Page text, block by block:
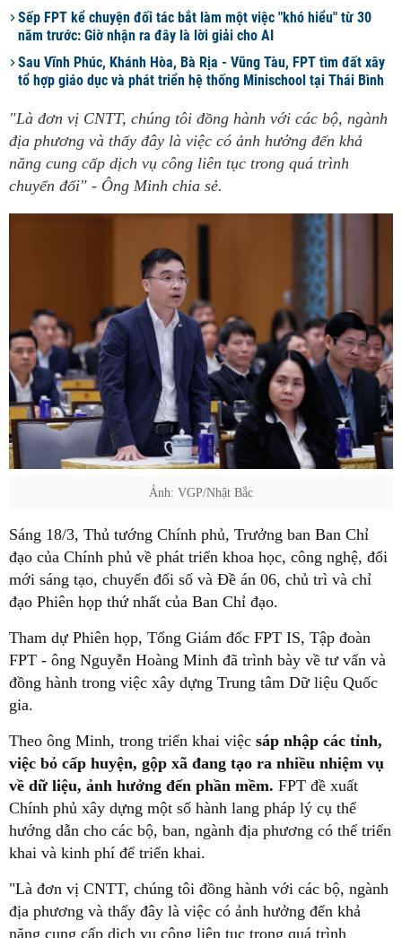
Sếp FPT kể chuyện đối tác bắt làm một việc "khó hiểu" từ 30
năm trước: Giờ nhận ra đây là lời giải cho AI
Sau Vĩnh Phúc, Khánh Hòa, Bà Rịa - Vũng Tàu, FPT tìm đất xây
tổ hợp giáo dục và phát triển hệ thống Minischool tại Thái Bình
"Là đơn vị CNTT, chúng tôi đồng hành với các bộ, ngành
địa phương và thấy đây là việc có ảnh hưởng đến khả
năng cung cấp dịch vụ công liên tục trong quá trình
chuyển đổi" - Ông Minh chia sẻ.
Ảnh: VGP/Nhật Bắc
Sáng 18/3, Thủ tướng Chính phủ, Trưởng ban Ban Chỉ
đạo của Chính phủ về phát triển khoa học, công nghệ, đổi
mới sáng tạo, chuyển đổi số và Đề án 06, chủ trì và chỉ
đạo Phiên họp thứ nhất của Ban Chỉ đạo.
Tham dự Phiên họp, Tổng Giám đốc FPT IS, Tập đoàn
FPT - ông Nguyễn Hoàng Minh đã trình bày về tư vấn và
đồng hành trong việc xây dựng Trung tâm Dữ liệu Quốc
gia.
Theo ông Minh, trong triển khai việc sáp nhập các tỉnh,
việc bỏ cấp huyện, gộp xã đang tạo ra nhiều nhiệm vụ
về dữ liệu, ảnh hưởng đến phần mềm. FPT đề xuất
Chính phủ xây dựng một số hành lang pháp lý cụ thể
hướng dẫn cho các bộ, ban, ngành địa phương có thể triển
khai và kinh phí để triển khai.
"Là đơn vị CNTT, chúng tôi đồng hành với các bộ, ngành
địa phương và thấy đây là việc có ảnh hưởng đến khả
năng cung cấp dịch vụ công liên tục trong quá trình